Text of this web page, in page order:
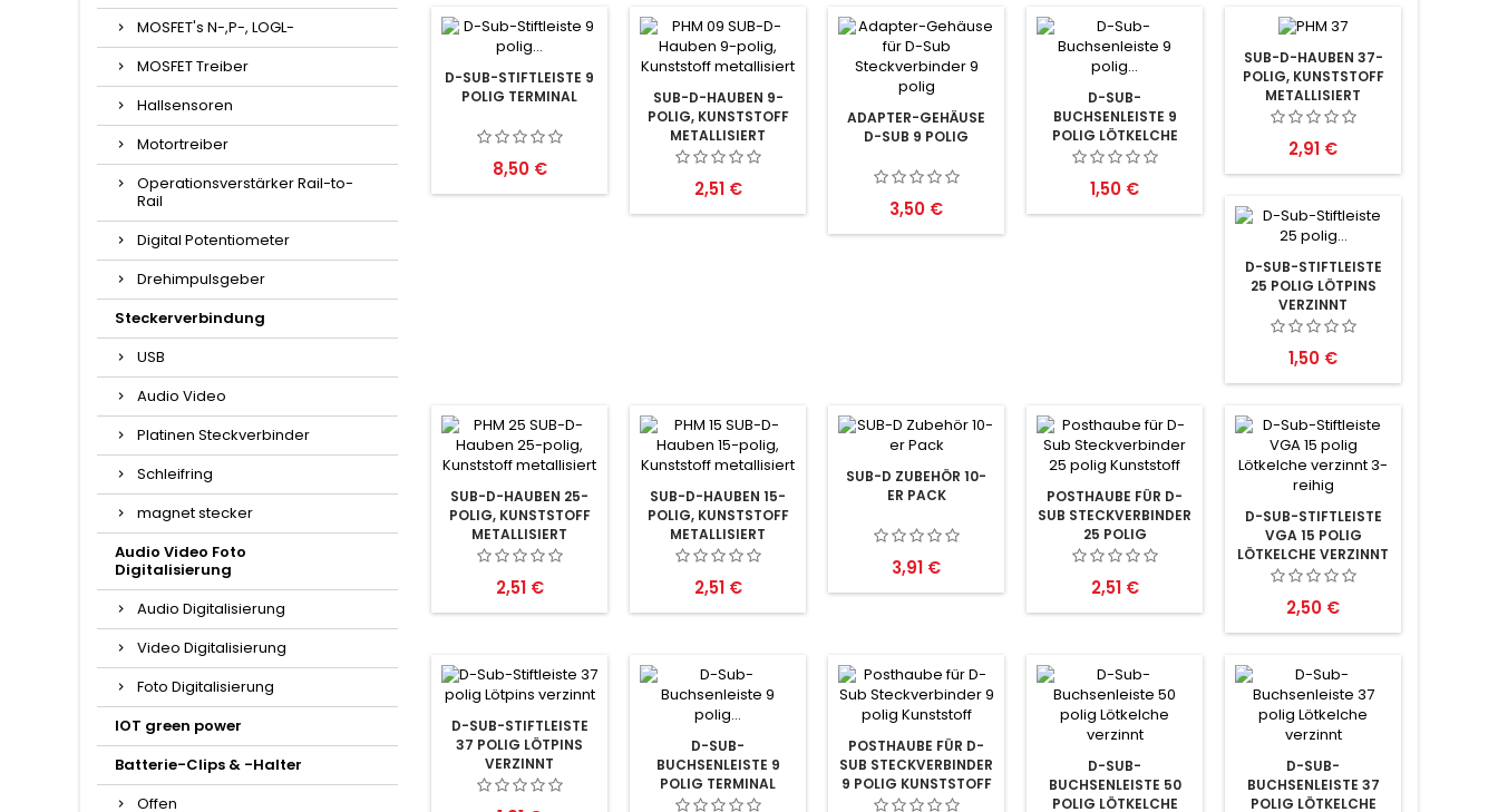
MOSFET's N-,P-, LOGL-
MOSFET Treiber
Hallsensoren
Motortreiber
Operationsverstärker Rail-to-
Rail
Digital Potentiometer
Drehimpulsgeber
Steckerverbindung
USB
Audio Video
Platinen Steckverbinder
Schleifring
magnet stecker
Audio Video Foto
Digitalisierung
Audio Digitalisierung
Video Digitalisierung
Foto Digitalisierung
IOT green power
Batterie-Clips & -Halter
Offen
D-SUB-STIFTLEISTE 9
POLIG TERMINAL
Preis
8,50 €
SUB-D-HAUBEN 9-
POLIG, KUNSTSTOFF
METALLISIERT
Preis
2,51 €
ADAPTER-GEHÄUSE
D-SUB 9 POLIG
Preis
3,50 €
D-SUB-
BUCHSENLEISTE 9
POLIG LÖTKELCHE
VERZINNT
Preis
1,50 €
SUB-D-HAUBEN 37-
POLIG, KUNSTSTOFF
METALLISIERT
Preis
2,91 €
D-SUB-STIFTLEISTE
25 POLIG LÖTPINS
VERZINNT
Preis
1,50 €
SUB-D-HAUBEN 25-
POLIG, KUNSTSTOFF
METALLISIERT
Preis
2,51 €
SUB-D-HAUBEN 15-
POLIG, KUNSTSTOFF
METALLISIERT
Preis
2,51 €
SUB-D ZUBEHÖR 10-
ER PACK
Preis
3,91 €
POSTHAUBE FÜR D-
SUB STECKVERBINDER
25 POLIG
KUNSTSTOFF
Preis
2,51 €
D-SUB-STIFTLEISTE
VGA 15 POLIG
LÖTKELCHE VERZINNT
3-REIHIG
Preis
2,50 €
D-SUB-STIFTLEISTE
37 POLIG LÖTPINS
VERZINNT
D-SUB-
BUCHSENLEISTE 9
POLIG TERMINAL
POSTHAUBE FÜR D-
SUB STECKVERBINDER
9 POLIG KUNSTSTOFF
D-SUB-
BUCHSENLEISTE 50
POLIG LÖTKELCHE
D-SUB-
BUCHSENLEISTE 37
POLIG LÖTKELCHE